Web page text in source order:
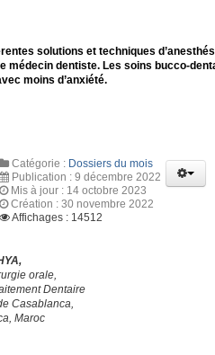
solutions et techniques
médecin dentiste. Les soins bucco-
moins d’anxiété.
Catégorie : Dossiers du mois
Publication : 9 décembre 2022
Mis à jour : 14 octobre 2023
Création : 30 novembre 2022
Affichages : 14512
orale,
Dentaire
Casablanca,
Maroc